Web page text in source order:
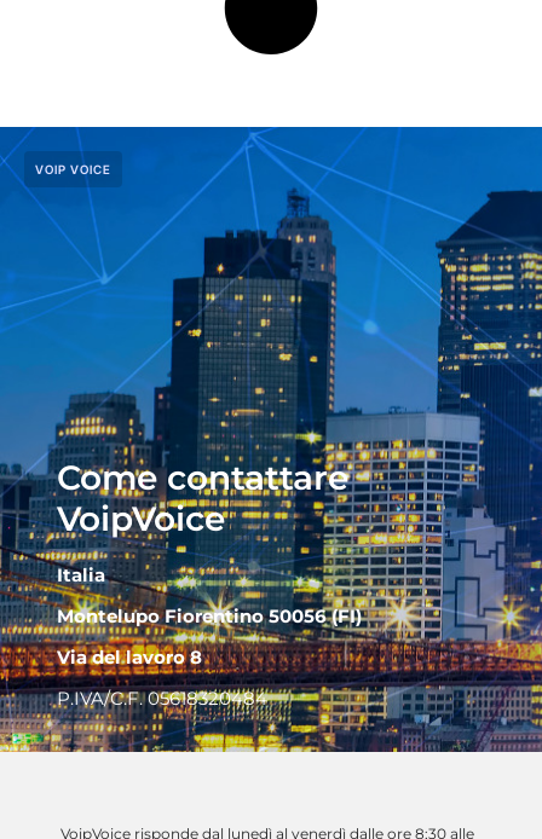
VOIP VOICE
Come contattare
VoipVoice
Italia
Montelupo Fiorentino 50056 (FI)
Via del lavoro 8
P.IVA/C.F. 05618320484
VoipVoice risponde dal lunedì al venerdì dalle ore 8;30 alle